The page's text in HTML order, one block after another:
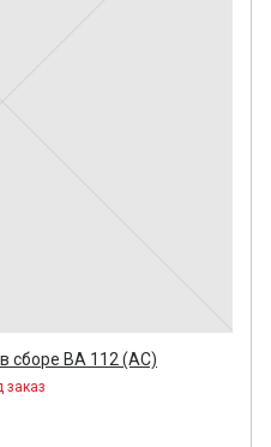
сборе ВА 112 (АС)
заказ